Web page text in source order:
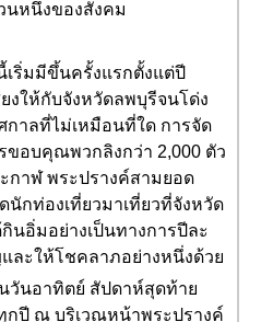
นหนึ่งของสังคม
เริ่มมีขึ้นครั้งแรกตั้งแต่ปี
งให้กับจังหวัดลพบุรีจนโด่ง
กาลที่ไม่เหมือนที่ใด การจัด
ขอบคุณพวกลิงกว่า 2,000 ตัว
กาฬ พระปรางค์สามยอด
นักท่องเที่ยวมาเที่ยวที่จังหวัด
นอิ่มอย่างเป็นทางการปีละ
ละให้โชคลาภอย่างหนึ่งด้วย
วันอาทิตย์ สัปดาห์สุดท้าย
กปี ณ บริเวณหน้าพระปรางค์